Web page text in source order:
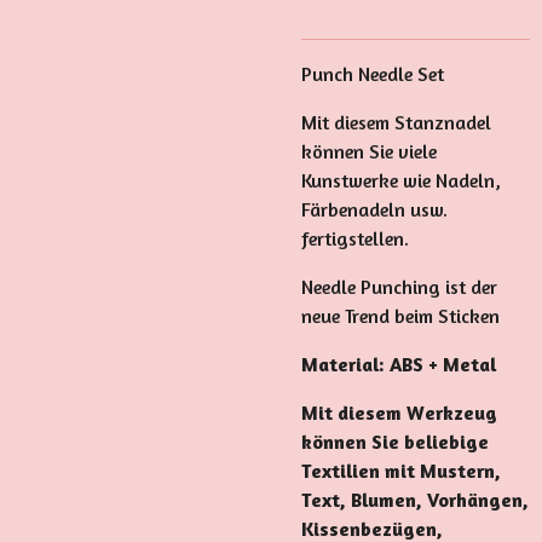
Punch Needle Set
Mit diesem Stanznadel
können Sie viele
Kunstwerke wie Nadeln,
Färbenadeln usw.
fertigstellen.
Needle Punching ist der
neue Trend beim Sticken
Material: ABS + Metal
Mit diesem Werkzeug
können Sie beliebige
Textilien mit Mustern,
Text, Blumen, Vorhängen,
Kissenbezügen,